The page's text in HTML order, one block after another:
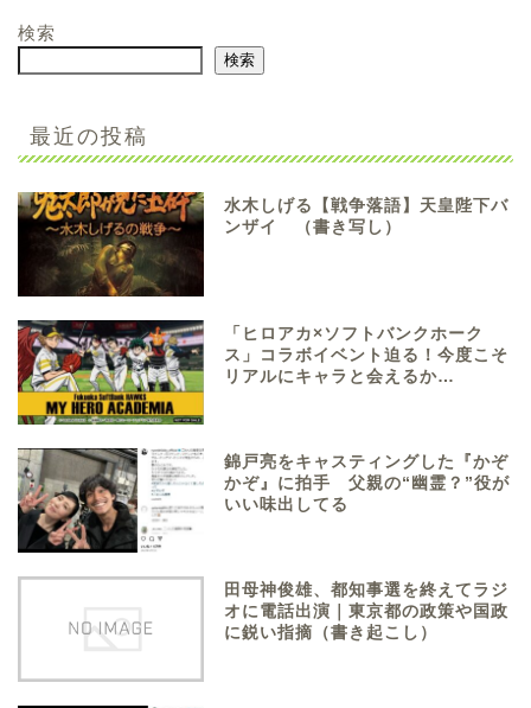
検索
検索
最近の投稿
水木しげる【戦争落語】天皇陛下バ
ンザイ （書き写し）
「ヒロアカ×ソフトバンクホーク
ス」コラボイベント迫る！今度こそ
リアルにキャラと会えるか…
錦戸亮をキャスティングした『かぞ
かぞ』に拍手 父親の“幽霊？”役が
いい味出してる
田母神俊雄、都知事選を終えてラジ
オに電話出演｜東京都の政策や国政
に鋭い指摘（書き起こし）